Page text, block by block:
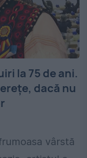
la 75 de ani.
dacă nu
vârstă